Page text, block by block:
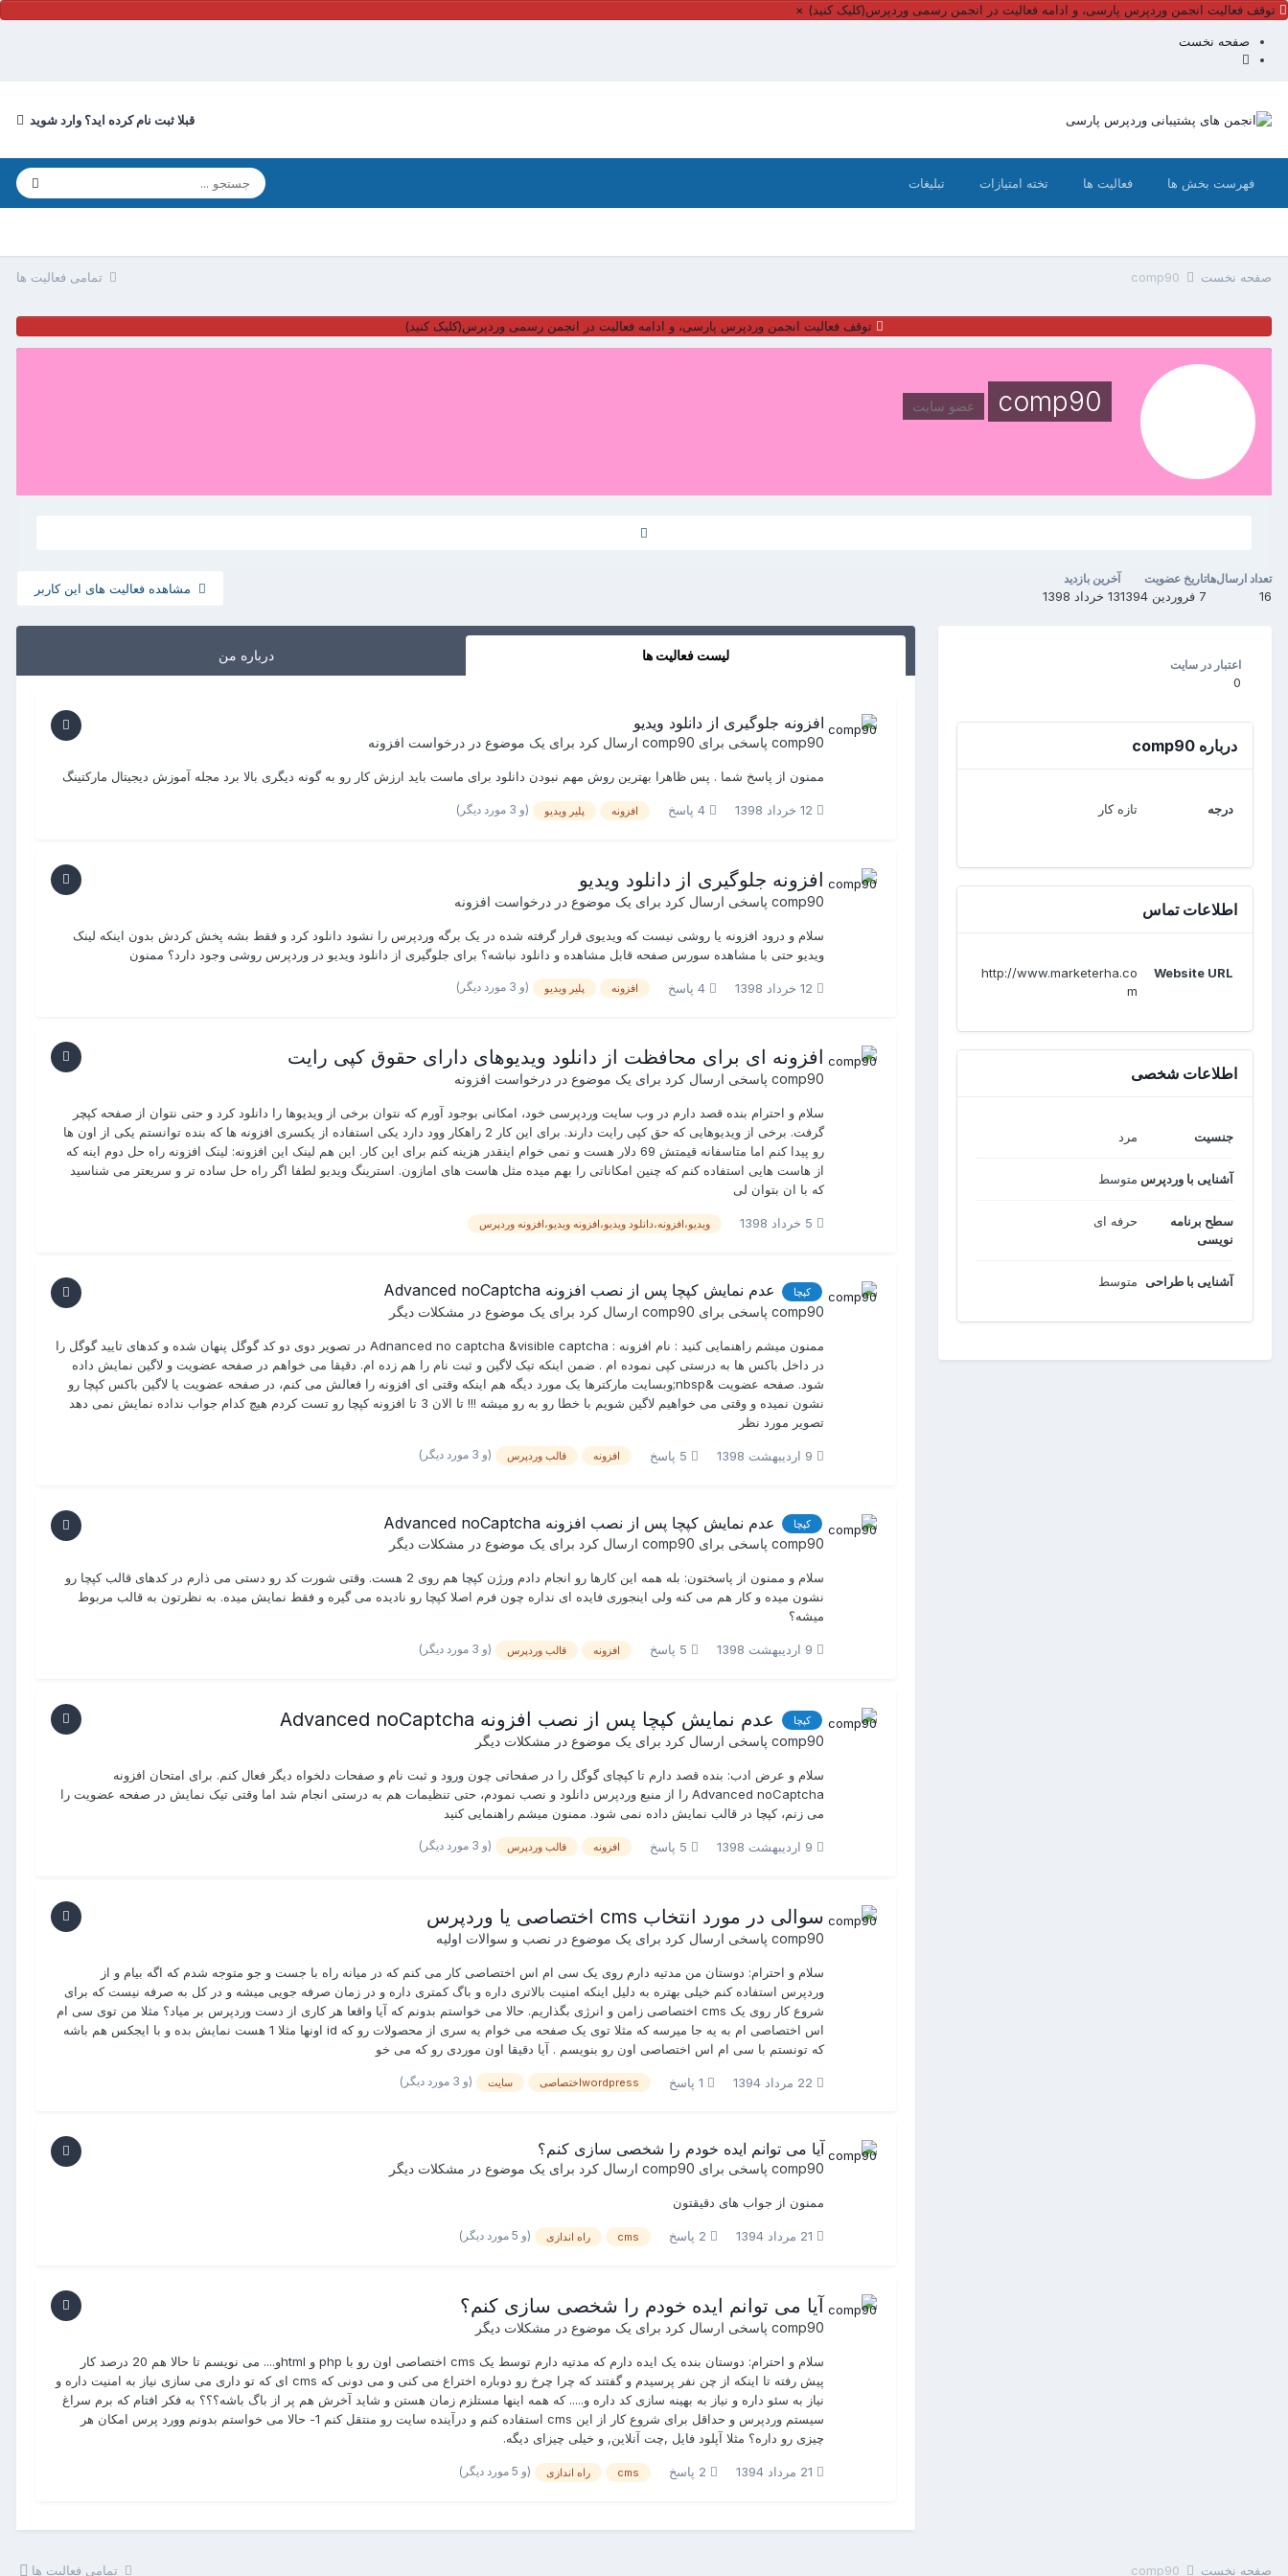
توقف فعالیت انجمن وردپرس پارسی، و ادامه فعالیت در انجمن رسمی وردپرس(کلیک کنید) ×
صفحه نخست
قبلا ثبت نام کرده اید؟ وارد شوید
فهرست بخش ها فعالیت ها تخته امتیازات تبلیغات
تمامی فعالیت ها صفحه نخست comp90
توقف فعالیت انجمن وردپرس پارسی، و ادامه فعالیت در انجمن رسمی وردپرس(کلیک کنید)
comp90 عضو سایت
مشاهده فعالیت های این کاربر
تعداد ارسال‌ها
16
تاریخ عضویت
7 فروردین 1394
آخرین بازدید
13 خرداد 1398
اعتبار در سایت
0
درباره comp90
درجه تازه کار
اطلاعات تماس
Website URL
http://www.marketerha.co
m
اطلاعات شخصی
جنسیت مرد
آشنایی با وردپرس متوسط
سطح برنامه
نویسی
حرفه ای
آشنایی با طراحی متوسط
لیست فعالیت ها درباره من
افزونه جلوگیری از دانلود ویدیو
comp90 پاسخی برای comp90 ارسال کرد برای یک موضوع در درخواست افزونه
ممنون از پاسخ شما . پس ظاهرا بهترین روش مهم نبودن دانلود برای ماست باید ارزش کار رو به گونه دیگری بالا برد مجله آموزش دیجیتال مارکتینگ
12 خرداد 1398 افزونه پلیر ویدیو (و 3 مورد دیگر)
افزونه جلوگیری از دانلود ویدیو
comp90 پاسخی ارسال کرد برای یک موضوع در درخواست افزونه
سلام و درود افزونه یا روشی نیست که ویدیوی قرار گرفته شده در یک برگه وردپرس را نشود دانلود کرد و فقط بشه پخش کردش بدون اینکه لینک
ویدیو حتی با مشاهده سورس صفحه قابل مشاهده و دانلود نباشه؟ برای جلوگیری از دانلود ویدیو در وردپرس روشی وجود دارد؟ ممنون
12 خرداد 1398 افزونه پلیر ویدیو (و 3 مورد دیگر)
افزونه ای برای محافظت از دانلود ویدیوهای دارای حقوق کپی رایت
comp90 پاسخی ارسال کرد برای یک موضوع در درخواست افزونه
سلام و احترام بنده قصد دارم در وب سایت وردپرسی خود، امکانی بوجود آورم که نتوان برخی از ویدیوها را دانلود کرد و حتی نتوان از صفحه کپچر
گرفت. برخی از ویدیوهایی که حق کپی رایت دارند. برای این کار 2 راهکار وود دارد یکی استفاده از یکسری افزونه ها که بنده توانستم یکی از اون ها
رو پیدا کنم اما متاسفانه قیمتش 69 دلار هست و نمی خوام اینقدر هزینه کنم برای این کار. این هم لینک این افزونه: لینک افزونه راه حل دوم اینه که
از هاست هایی استفاده کنم که چنین امکاناتی را بهم میده مثل هاست های امازون. استرینگ ویدیو لطفا اگر راه حل ساده تر و سریعتر می شناسید
که با ان بتوان لی
5 خرداد 1398 ویدیو،افزونه،دانلود ویدیو،افزونه ویدیو،افزونه وردپرس
کپچا عدم نمایش کپچا پس از نصب افزونه Advanced noCaptcha
comp90 پاسخی برای comp90 ارسال کرد برای یک موضوع در مشکلات دیگر
ممنون میشم راهنمایی کنید : نام افزونه : Adnanced no captcha &visible captcha در تصویر دوی دو کد گوگل پنهان شده و کدهای تایید گوگل را
در داخل باکس ها به درستی کپی نموده ام . ضمن اینکه تیک لاگین و ثبت نام را هم زده ام. دقیقا می خواهم در صفحه عضویت و لاگین نمایش داده
شود. صفحه عضویت &nbsp;وبسایت مارکترها یک مورد دیگه هم اینکه وقتی ای افزونه را فعالش می کنم، در صفحه عضویت یا لاگین باکس کپچا رو
نشون نمیده و وقتی می خواهیم لاگین شویم با خطا رو به رو میشه !!! تا الان 3 تا افزونه کپچا رو تست کردم هیچ کدام جواب نداده نمایش نمی دهد
تصویر مورد نظر
9 اردیبهشت 1398 افزونه قالب وردپرس (و 3 مورد دیگر)
کپچا عدم نمایش کپچا پس از نصب افزونه Advanced noCaptcha
comp90 پاسخی برای comp90 ارسال کرد برای یک موضوع در مشکلات دیگر
سلام و ممنون از پاسختون: بله همه این کارها رو انجام دادم ورژن کپچا هم روی 2 هست. وقتی شورت کد رو دستی می ذارم در کدهای قالب کپچا رو
نشون میده و کار هم می کنه ولی اینجوری فایده ای نداره چون فرم اصلا کپچا رو نادیده می گیره و فقط نمایش میده. به نظرتون به قالب مربوط
میشه؟
9 اردیبهشت 1398 افزونه قالب وردپرس (و 3 مورد دیگر)
کپچا عدم نمایش کپچا پس از نصب افزونه Advanced noCaptcha
comp90 پاسخی ارسال کرد برای یک موضوع در مشکلات دیگر
سلام و عرض ادب: بنده قصد دارم تا کپچای گوگل را در صفحاتی چون ورود و ثبت نام و صفحات دلخواه دیگر فعال کنم. برای امتحان افزونه
Advanced noCaptcha را از منبع وردپرس دانلود و نصب نمودم، حتی تنظیمات هم به درستی انجام شد اما وقتی تیک نمایش در صفحه عضویت را
می زنم، کپچا در قالب نمایش داده نمی شود. ممنون میشم راهنمایی کنید
9 اردیبهشت 1398 افزونه قالب وردپرس (و 3 مورد دیگر)
سوالی در مورد انتخاب cms اختصاصی یا وردپرس
comp90 پاسخی ارسال کرد برای یک موضوع در نصب و سوالات اولیه
سلام و احترام: دوستان من مدتیه دارم روی یک سی ام اس اختصاصی کار می کنم که در میانه راه با جست و جو متوجه شدم که اگه بیام و از
وردپرس استفاده کنم خیلی بهتره به دلیل اینکه امنیت بالاتری داره و باگ کمتری داره و در زمان صرفه جویی میشه و در کل به صرفه نیست که برای
شروع کار روی یک cms اختصاصی زامن و انرژی بگذاریم. حالا می خواستم بدونم که آیا واقعا هر کاری از دست وردپرس بر میاد؟ مثلا من توی سی ام
اس اختصاصی ام به یه جا میرسه که مثلا توی یک صفحه می خوام یه سری از محصولات رو که id اونها مثلا 1 هست نمایش بده و با ایجکس هم باشه
که تونستم با سی ام اس اختصاصی اون رو بنویسم . آیا دقیقا اون موردی رو که می خو
22 مرداد 1394 wordpressاختصاصی سایت (و 3 مورد دیگر)
آیا می توانم ایده خودم را شخصی سازی کنم؟
comp90 پاسخی برای comp90 ارسال کرد برای یک موضوع در مشکلات دیگر
ممنون از جواب های دقیقتون
21 مرداد 1394 cms راه اندازی (و 5 مورد دیگر)
آیا می توانم ایده خودم را شخصی سازی کنم؟
comp90 پاسخی ارسال کرد برای یک موضوع در مشکلات دیگر
سلام و احترام: دوستان بنده یک ایده دارم که مدتیه دارم توسط یک cms اختصاصی اون رو با php و htmlو.... می نویسم تا حالا هم 20 درصد کار
پیش رفته تا اینکه از چن نفر پرسیدم و گفتند که چرا چرخ رو دوباره اختراع می کنی و می دونی که cms ای که تو داری می سازی نیاز به امنیت داره و
نیاز به سئو داره و نیاز به بهینه سازی کد داره و..... که همه اینها مستلزم زمان هستن و شاید آخرش هم پر از باگ باشه؟؟؟ به فکر افتام که برم سراغ
سیستم وردپرس و حداقل برای شروع کار از این cms استفاده کنم و درآینده سایت رو منتقل کنم 1- حالا می خواستم بدونم وورد پرس امکان هر
چیزی رو داره؟ مثلا آپلود فایل ,چت آنلاین, و خیلی چیزای دیگه.
21 مرداد 1394 cms راه اندازی (و 5 مورد دیگر)
تمامی فعالیت ها صفحه نخست comp90